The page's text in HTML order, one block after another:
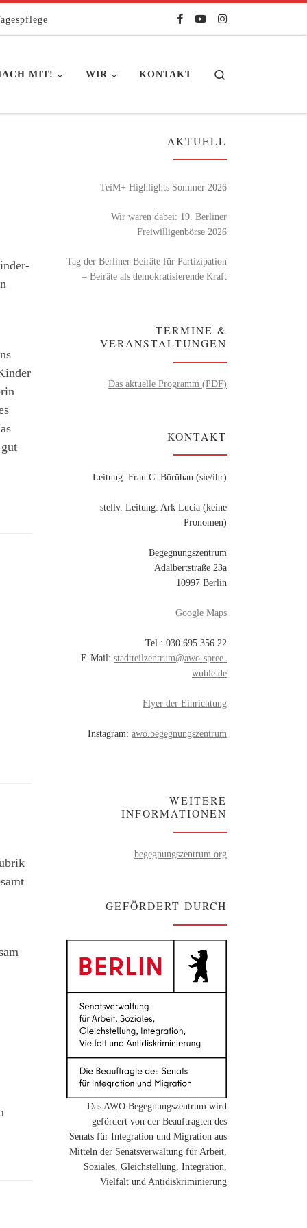
MIT! WIR KONTAKT
AKTUELL
TeiM+ Highlights Sommer 2026
Wir waren dabei: 19. Berliner
Freiwilligenbörse 2026
Tag der Berliner Beiräte für Partizipation
– Beiräte als demokratisierende Kraft
TERMINE &
VERANSTALTUNGEN
Das aktuelle Programm (PDF)
KONTAKT
Leitung: Frau C. Börühan (sie/ihr)
stellv. Leitung: Ark Lucia (keine
Pronomen)
Begegnungszentrum
Adalbertstraße 23a
10997 Berlin
Google Maps
Tel.: 030 695 356 22
E-Mail: stadtteilzentrum@awo-spree-
wuhle.de
Flyer der Einrichtung
Instagram: awo.begegnungszentrum
WEITERE
INFORMATIONEN
begegnungszentrum.org
GEFÖRDERT DURCH
Das AWO Begegnungszentrum wird
gefördert von der Beauftragten des
Senats für Integration und Migration aus
Mitteln der Senatsverwaltung für Arbeit,
Soziales, Gleichstellung, Integration,
Vielfalt und Antidiskriminierung